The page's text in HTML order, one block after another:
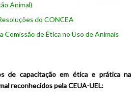
Animal)
do CONCEA
Comissão de Ética no Uso de Animais
de capacitação em ética e prática na
reconhecidos pela CEUA-UEL: